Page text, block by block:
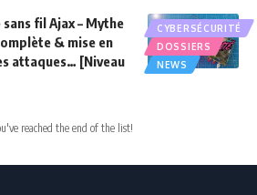
CYBERSÉCURITÉ
DOSSIERS
NEWS
fil Ajax – Mythe
& mise en
attaques… [Niveau
reached the end of the list!